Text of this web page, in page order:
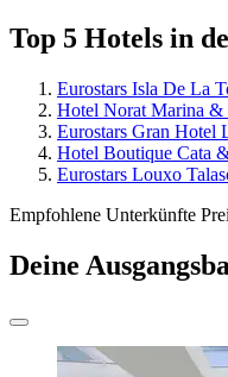
Top 5 Hotels in
Eurostars Isla De La
Hotel Norat Marina &
Eurostars Gran Hotel
Hotel Boutique Cata
Eurostars Louxo
Empfohlene Unterkünfte
Deine